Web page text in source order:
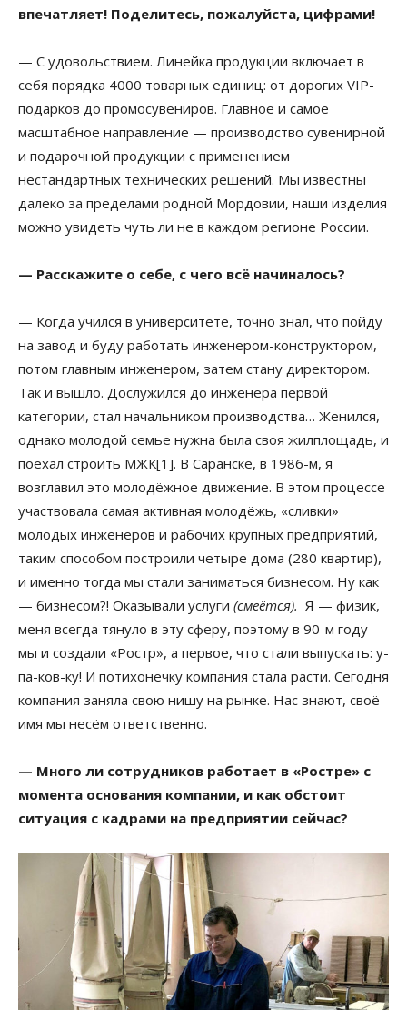
впечатляет! Поделитесь, пожалуйста, цифрами!
— С удовольствием. Линейка продукции включает в
себя порядка 4000 товарных единиц: от дорогих VIP-
подарков до промосувениров. Главное и самое
масштабное направление — производство сувенирной
и подарочной продукции с применением
нестандартных технических решений. Мы известны
далеко за пределами родной Мордовии, наши изделия
можно увидеть чуть ли не в каждом регионе России.
— Расскажите о себе, с чего всё начиналось?
— Когда учился в университете, точно знал, что пойду
на завод и буду работать инженером-конструктором,
потом главным инженером, затем стану директором.
Так и вышло. Дослужился до инженера первой
категории, стал начальником производства… Женился,
однако молодой семье нужна была своя жилплощадь, и
поехал строить МЖК[1]. В Саранске, в 1986-м, я
возглавил это молодёжное движение. В этом процессе
участвовала самая активная молодёжь, «сливки»
молодых инженеров и рабочих крупных предприятий,
таким способом построили четыре дома (280 квартир),
и именно тогда мы стали заниматься бизнесом. Ну как
— бизнесом?! Оказывали услуги (смеётся). Я — физик,
меня всегда тянуло в эту сферу, поэтому в 90-м году
мы и создали «Ростр», а первое, что стали выпускать: у-
па-ков-ку! И потихонечку компания стала расти. Сегодня
компания заняла свою нишу на рынке. Нас знают, своё
имя мы несём ответственно.
— Много ли сотрудников работает в «Ростре» с
момента основания компании, и как обстоит
ситуация с кадрами на предприятии сейчас?